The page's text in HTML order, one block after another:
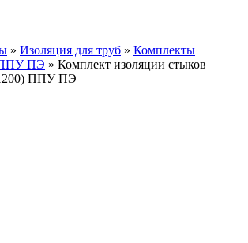
» Изоляция для труб » Комплекты
ППУ ПЭ » Комплект изоляции стыков
ППУ ПЭ